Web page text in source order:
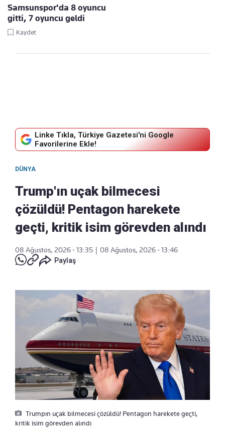
Samsunspor'da 8 oyuncu
gitti, 7 oyuncu geldi
Kaydet
Linke Tıkla, Türkiye Gazetesi'ni Google
Favorilerine Ekle!
DÜNYA
Trump'ın uçak bilmecesi
çözüldü! Pentagon harekete
geçti, kritik isim görevden alındı
08 Ağustos, 2026 - 13:35
08 Ağustos, 2026 - 13:46
Paylaş
Trumpın uçak bilmecesi çözüldü! Pentagon harekete geçti,
kritik isim görevden alındı